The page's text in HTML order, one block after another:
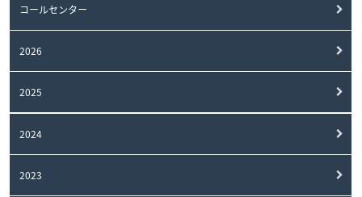
コールセンター
2026
2025
2024
2023